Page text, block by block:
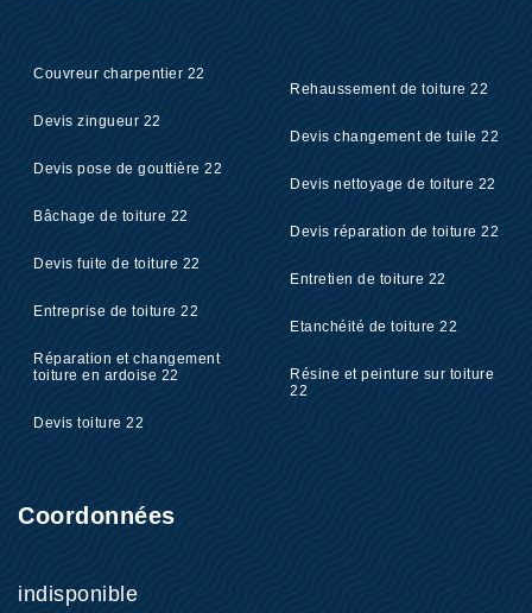
Couvreur charpentier 22
Devis zingueur 22
Devis pose de gouttière 22
Bâchage de toiture 22
Devis fuite de toiture 22
Entreprise de toiture 22
Réparation et changement
toiture en ardoise 22
Devis toiture 22
Rehaussement de toiture 22
Devis changement de tuile 22
Devis nettoyage de toiture 22
Devis réparation de toiture 22
Entretien de toiture 22
Etanchéité de toiture 22
Résine et peinture sur toiture
22
Coordonnées
indisponible